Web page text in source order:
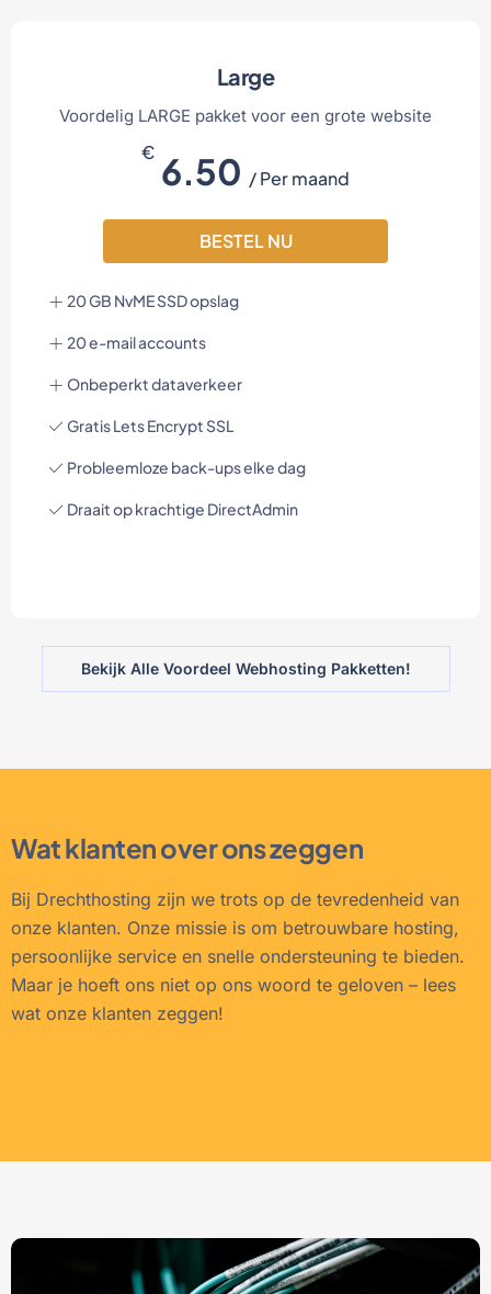
Large
Voordelig LARGE pakket voor een grote website
€ 6.50 / Per maand
BESTEL NU
20 GB NvME SSD opslag
20 e-mail accounts
Onbeperkt dataverkeer
Gratis Lets Encrypt SSL
Probleemloze back-ups elke dag
Draait op krachtige DirectAdmin
Bekijk Alle Voordeel Webhosting Pakketten!
Wat klanten over ons zeggen
Bij Drechthosting zijn we trots op de tevredenheid van
onze klanten. Onze missie is om betrouwbare hosting,
persoonlijke service en snelle ondersteuning te bieden.
Maar je hoeft ons niet op ons woord te geloven – lees
wat onze klanten zeggen!